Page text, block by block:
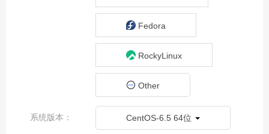
香港E5-2630*2-32G-
500GSSD/50MCN2
香港Gold 6138*1-32G-
1000GNVME/50MCN2
香港E5-2650*2-64G-
香港E5-2683V4*2-
Fedora
RockyLinux
Other
系统版本： CentOS-6.5 64位